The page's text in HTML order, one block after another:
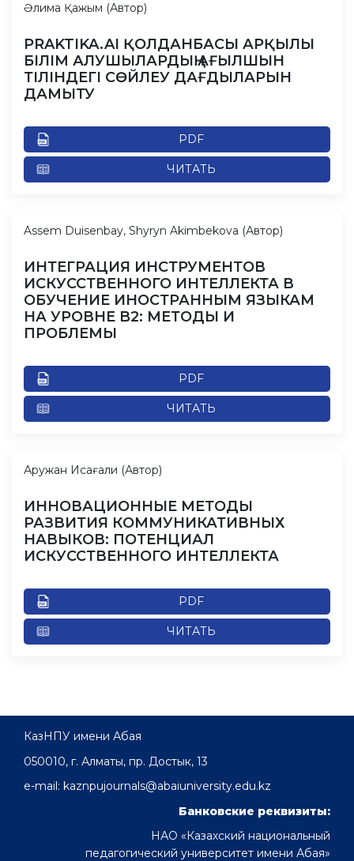
Әлима Қажым (Автор)
PRAKTIKA.AI ҚОЛДАНБАСЫ АРҚЫЛЫ
БІЛІМ АЛУШЫЛАРДЫҢ АҒЫЛШЫН
ТІЛІНДЕГІ СӨЙЛЕУ ДАҒДЫЛАРЫН
ДАМЫТУ
PDF
ЧИТАТЬ
Assem Duisenbay, Shyryn Akimbekova (Автор)
ИНТЕГРАЦИЯ ИНСТРУМЕНТОВ
ИСКУССТВЕННОГО ИНТЕЛЛЕКТА В
ОБУЧЕНИЕ ИНОСТРАННЫМ ЯЗЫКАМ
НА УРОВНЕ B2: МЕТОДЫ И
ПРОБЛЕМЫ
PDF
ЧИТАТЬ
Аружан Исағали (Автор)
ИННОВАЦИОННЫЕ МЕТОДЫ
РАЗВИТИЯ КОММУНИКАТИВНЫХ
НАВЫКОВ: ПОТЕНЦИАЛ
ИСКУССТВЕННОГО ИНТЕЛЛЕКТА
PDF
ЧИТАТЬ
КазНПУ имени Абая
050010, г. Алматы, пр. Достык, 13
e-mail: kaznpujournals@abaiuniversity.edu.kz
Банковские реквизиты:
НАО «Казахский национальный
педагогический университет имени Абая»